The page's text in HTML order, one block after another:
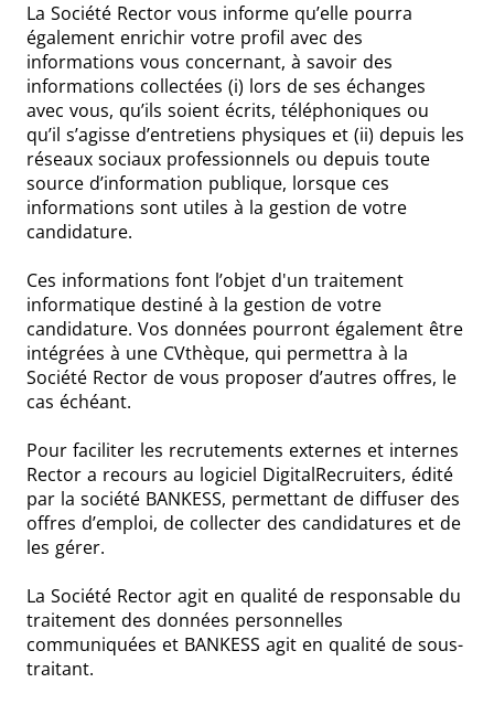
La Société Rector vous informe qu’elle pourra
également enrichir votre profil avec des
informations vous concernant, à savoir des
informations collectées (i) lors de ses échanges
avec vous, qu’ils soient écrits, téléphoniques ou
qu’il s’agisse d’entretiens physiques et (ii) depuis les
réseaux sociaux professionnels ou depuis toute
source d’information publique, lorsque ces
informations sont utiles à la gestion de votre
candidature.
Ces informations font l’objet d'un traitement
informatique destiné à la gestion de votre
candidature. Vos données pourront également être
intégrées à une CVthèque, qui permettra à la
Société Rector de vous proposer d’autres offres, le
cas échéant.
Pour faciliter les recrutements externes et internes
Rector a recours au logiciel DigitalRecruiters, édité
par la société BANKESS, permettant de diffuser des
offres d’emploi, de collecter des candidatures et de
les gérer.
La Société Rector agit en qualité de responsable du
traitement des données personnelles
communiquées et BANKESS agit en qualité de sous-
traitant.